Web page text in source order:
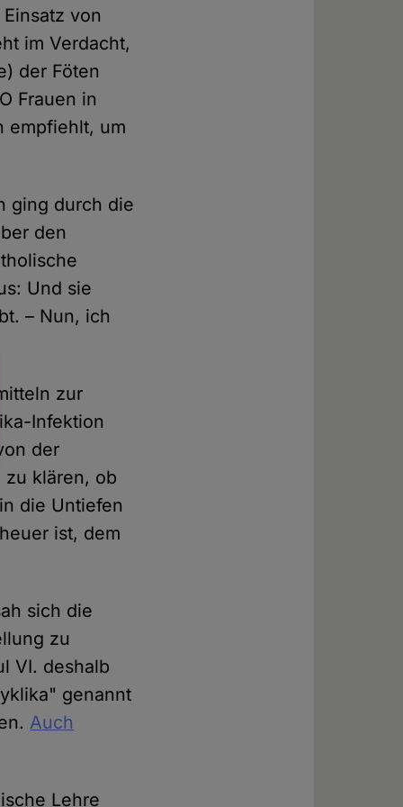
von
im Verdacht,
der Föten
Frauen in
empfiehlt, um
ging durch die
den
Und sie
– Nun, ich
zur
Infektion
der
zu klären, ob
die Untiefen
ist, dem
sich die
zu
VI. deshalb
genannt
Auch
Lehre